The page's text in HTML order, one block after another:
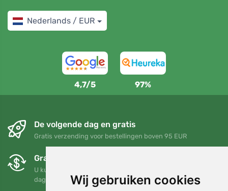
Wij gebruiken cookies
Nederlands / EUR
4,7/5 97%
De volgende dag en gratis
Gratis verzending voor bestellingen boven 95 EUR
Gratis ruilen en retourneren
U kunt uw bestelling op elk gewenst moment binnen 90
dagen retourneren of ruilen